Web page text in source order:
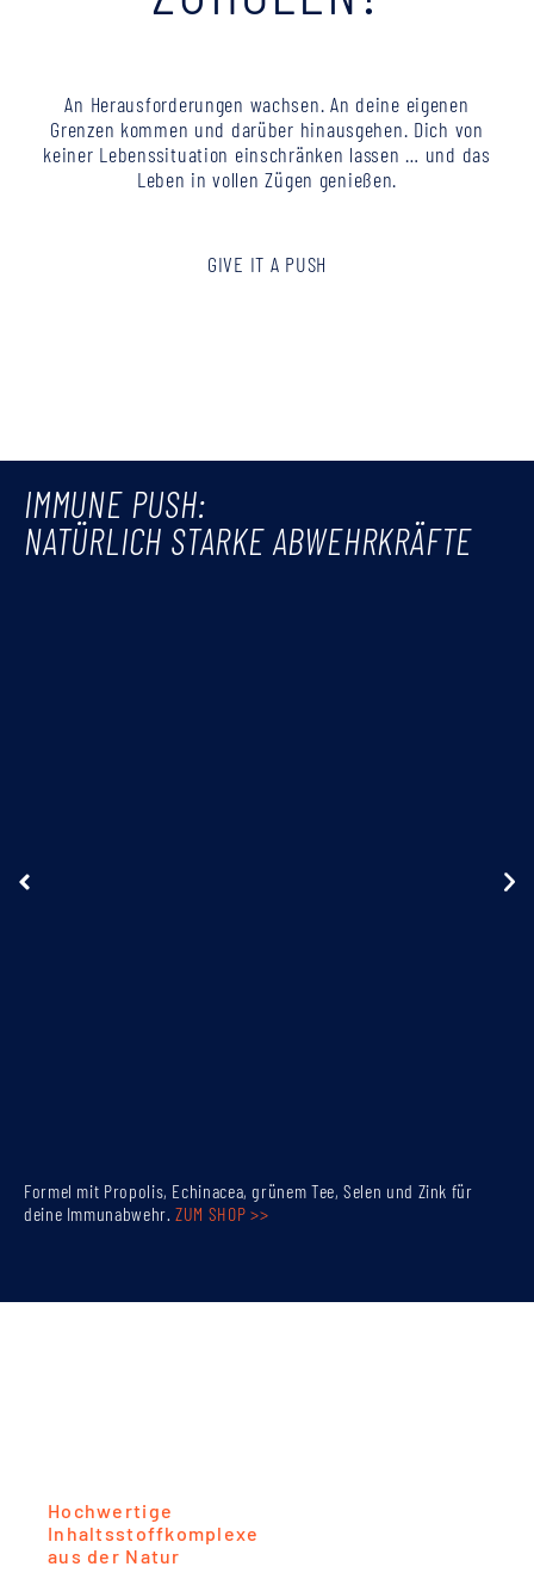
An Herausforderungen wachsen. An deine eigenen
Grenzen kommen und darüber hinausgehen. Dich von
keiner Lebenssituation einschränken lassen … und das
Leben in vollen Zügen genießen.
GIVE IT A PUSH
IMMUNE PUSH:
NATÜRLICH STARKE ABWEHRKRÄFTE
Formel mit Propolis, Echinacea, grünem Tee, Selen und Zink für
deine Immunabwehr. ZUM SHOP >>
Hochwertige
Inhaltsstoffkomplexe
aus der Natur